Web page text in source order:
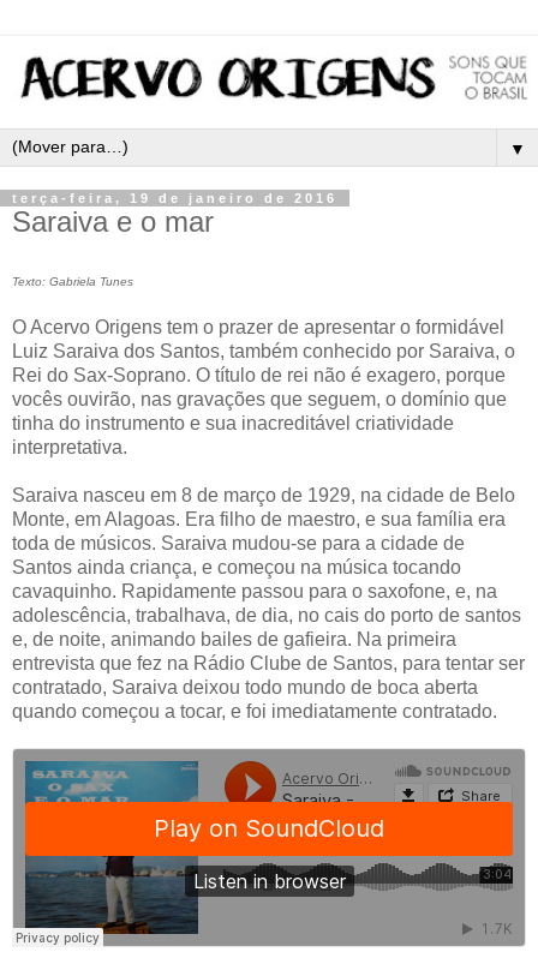
▼
terça-feira, 19 de janeiro de 2016
Saraiva e o mar
Texto: Gabriela Tunes
O Acervo Origens tem o prazer de apresentar o formidável
Luiz Saraiva dos Santos, também conhecido por Saraiva, o
Rei do Sax-Soprano. O título de rei não é exagero, porque
vocês ouvirão, nas gravações que seguem, o domínio que
tinha do instrumento e sua inacreditável criatividade
interpretativa.
Saraiva nasceu em 8 de março de 1929, na cidade de Belo
Monte, em Alagoas. Era filho de maestro, e sua família era
toda de músicos. Saraiva mudou-se para a cidade de
Santos ainda criança, e começou na música tocando
cavaquinho. Rapidamente passou para o saxofone, e, na
adolescência, trabalhava, de dia, no cais do porto de santos
e, de noite, animando bailes de gafieira. Na primeira
entrevista que fez na Rádio Clube de Santos, para tentar ser
contratado, Saraiva deixou todo mundo de boca aberta
quando começou a tocar, e foi imediatamente contratado.